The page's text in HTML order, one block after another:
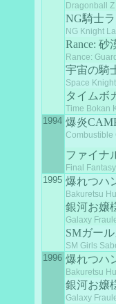
Dragonball Z
NG騎士
NG Knight
Rance: 砂
Rance:
宇宙の騎
Space
タイムボ
Time Bokan
1994 爆炎
Combustible
ファイナ
Final Fantasy
1995 爆れつハ
Bakuretsu
銀河お嬢
Galaxy
SMガー
SM Girls
1996 爆れつハ
Bakuretsu
銀河お嬢
Galaxy